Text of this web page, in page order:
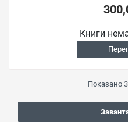
Книги
Показано